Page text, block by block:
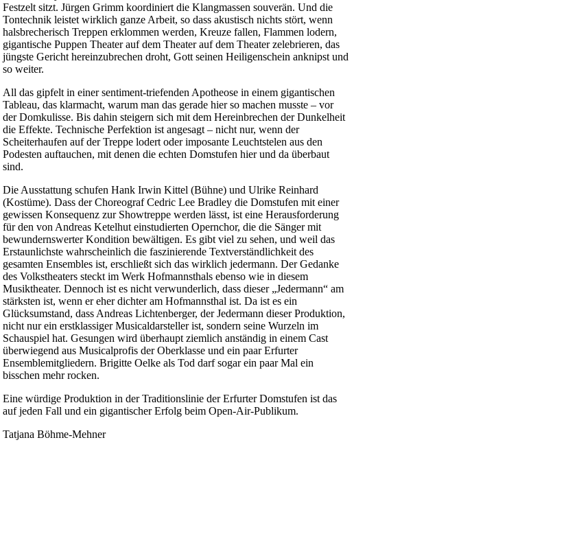
Festzelt sitzt. Jürgen Grimm koordiniert die Klangmassen souverän. Und die
Tontechnik leistet wirklich ganze Arbeit, so dass akustisch nichts stört, wenn
halsbrecherisch Treppen erklommen werden, Kreuze fallen, Flammen lodern,
gigantische Puppen Theater auf dem Theater auf dem Theater zelebrieren, das
jüngste Gericht hereinzubrechen droht, Gott seinen Heiligenschein anknipst und
so weiter.
All das gipfelt in einer sentiment-triefenden Apotheose in einem gigantischen
Tableau, das klarmacht, warum man das gerade hier so machen musste – vor
der Domkulisse. Bis dahin steigern sich mit dem Hereinbrechen der Dunkelheit
die Effekte. Technische Perfektion ist angesagt – nicht nur, wenn der
Scheiterhaufen auf der Treppe lodert oder imposante Leuchtstelen aus den
Podesten auftauchen, mit denen die echten Domstufen hier und da überbaut
sind.
Die Ausstattung schufen Hank Irwin Kittel (Bühne) und Ulrike Reinhard
(Kostüme). Dass der Choreograf Cedric Lee Bradley die Domstufen mit einer
gewissen Konsequenz zur Showtreppe werden lässt, ist eine Herausforderung
für den von Andreas Ketelhut einstudierten Opernchor, die die Sänger mit
bewundernswerter Kondition bewältigen. Es gibt viel zu sehen, und weil das
Erstaunlichste wahrscheinlich die faszinierende Textverständlichkeit des
gesamten Ensembles ist, erschließt sich das wirklich jedermann. Der Gedanke
des Volkstheaters steckt im Werk Hofmannsthals ebenso wie in diesem
Musiktheater. Dennoch ist es nicht verwunderlich, dass dieser „Jedermann“ am
stärksten ist, wenn er eher dichter am Hofmannsthal ist. Da ist es ein
Glücksumstand, dass Andreas Lichtenberger, der Jedermann dieser Produktion,
nicht nur ein erstklassiger Musicaldarsteller ist, sondern seine Wurzeln im
Schauspiel hat. Gesungen wird überhaupt ziemlich anständig in einem Cast
überwiegend aus Musicalprofis der Oberklasse und ein paar Erfurter
Ensemblemitgliedern. Brigitte Oelke als Tod darf sogar ein paar Mal ein
bisschen mehr rocken.
Eine würdige Produktion in der Traditionslinie der Erfurter Domstufen ist das
auf jeden Fall und ein gigantischer Erfolg beim Open-Air-Publikum.
Tatjana Böhme-Mehner